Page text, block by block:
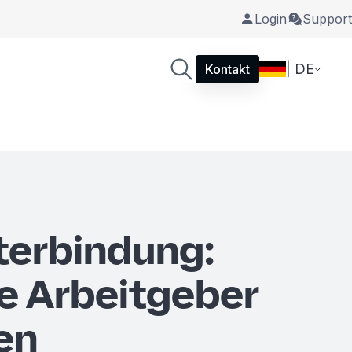
Login Support
Kontakt | DE
Arbeitgeber